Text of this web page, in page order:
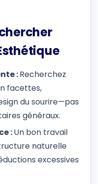
:Recherchez
facettes,
du sourire—pas
généraux.
:Un bon travail
naturelle
excessives